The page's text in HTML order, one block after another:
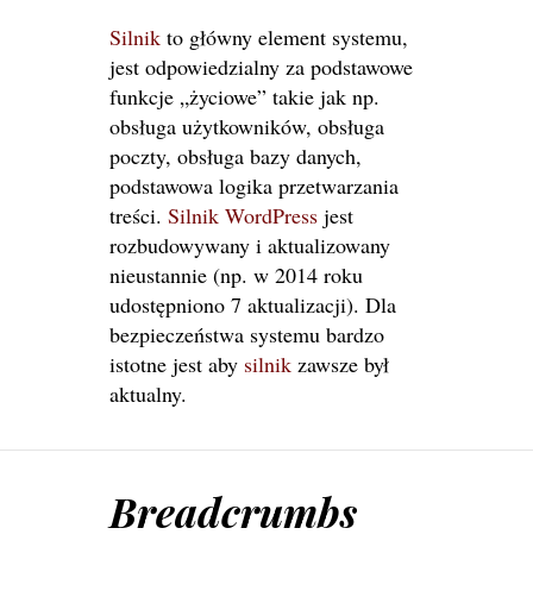
Silnik to główny element systemu,
jest odpowiedzialny za podstawowe
funkcje „życiowe” takie jak np.
obsługa użytkowników, obsługa
poczty, obsługa bazy danych,
podstawowa logika przetwarzania
treści. Silnik WordPress jest
rozbudowywany i aktualizowany
nieustannie (np. w 2014 roku
udostępniono 7 aktualizacji). Dla
bezpieczeństwa systemu bardzo
istotne jest aby silnik zawsze był
aktualny.
Breadcrumbs